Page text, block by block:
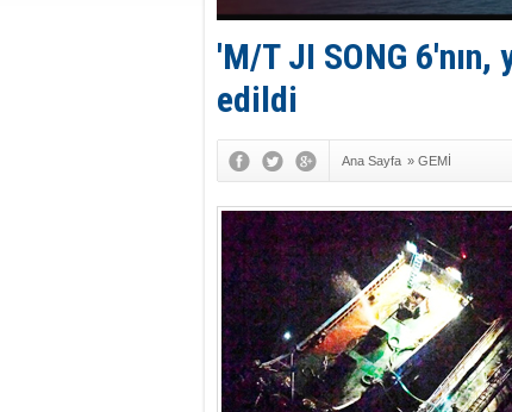
'M/T JI SONG 6'nın,
edildi
Ana Sayfa » GEMİ